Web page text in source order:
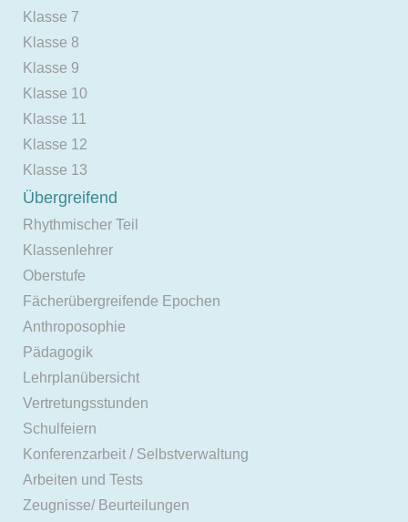
Klasse 7
Klasse 8
Klasse 9
Klasse 10
Klasse 11
Klasse 12
Klasse 13
Übergreifend
Rhythmischer Teil
Klassenlehrer
Oberstufe
Fächerübergreifende Epochen
Anthroposophie
Pädagogik
Lehrplanübersicht
Vertretungsstunden
Schulfeiern
Konferenzarbeit / Selbstverwaltung
Arbeiten und Tests
Zeugnisse/ Beurteilungen